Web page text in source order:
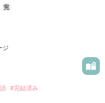
日本
渦を巻く
完
ジ
#完結済み